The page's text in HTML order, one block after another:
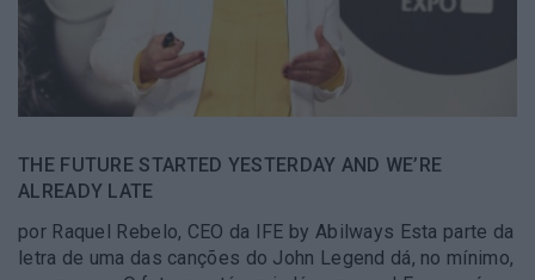
THE FUTURE STARTED YESTERDAY AND WE’RE
ALREADY LATE
por Raquel Rebelo, CEO da IFE by Abilways Esta parte da
letra de uma das canções do John Legend dá, no mínimo,